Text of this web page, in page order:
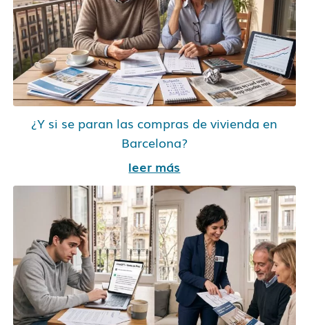
¿Y si se paran las compras de vivienda en
Barcelona?
leer más